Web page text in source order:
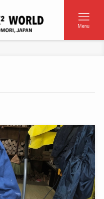
Menu